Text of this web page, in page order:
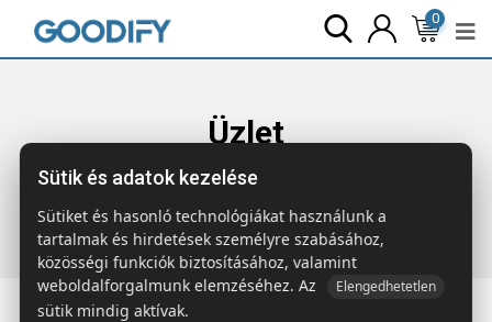
0
Üzlet
Főoldal Termékek Táskák & Utazás
bőrönd
Sütik és adatok kezelése
Sütiket és hasonló technológiákat használunk a
tartalmak és hirdetések személyre szabásához,
közösségi funkciók biztosításához, valamint
weboldalforgalmunk elemzéséhez. Az
Elengedhetetlen
sütik mindig aktívak.